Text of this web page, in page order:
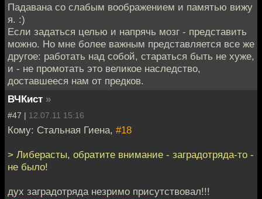
Падавана со слабым воображением и памятью вижу
я. :)
Если задаться целью и напрячь мозг - представить
можно. Но мне более важным представляется все же
другое: работать над собой, стараться быть не хуже,
и - не промотать это великое наследство,
доставшееся нам от предков.
ВЧКист »
#47 | 12.07.11 15:16
Кому: Стальная Гиена, #18
> Либерасты, обратите внимание - заградотряда-то -
не было!
дух заградотряда незримо присутствовал!!!